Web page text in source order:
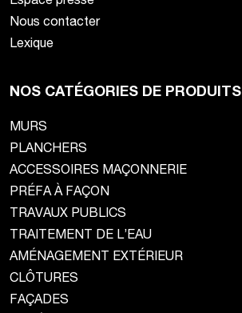
Nous contacter
Lexique
NOS CATÉGORIES DE PRODUITS
MURS
PLANCHERS
ACCESSOIRES MAÇONNERIE
PRÉFA À FAÇON
TRAVAUX PUBLICS
TRAITEMENT DE L’EAU
AMÉNAGEMENT EXTÉRIEUR
CLÔTURES
FAÇADES